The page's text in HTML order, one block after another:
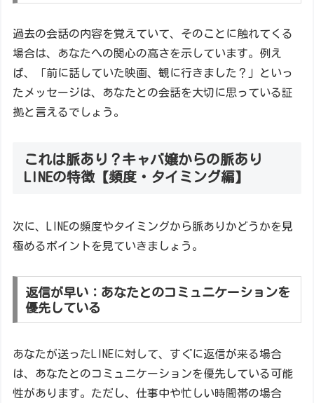
過去の会話の内容を覚えていて、そのことに触れてくる
場合は、あなたへの関心の高さを示しています。例え
ば、「前に話していた映画、観に行きました？」といっ
たメッセージは、あなたとの会話を大切に思っている証
拠と言えるでしょう。
これは脈あり？キャバ嬢からの脈あり
LINEの特徴【頻度・タイミング編】
次に、LINEの頻度やタイミングから脈ありかどうかを見
極めるポイントを見ていきましょう。
返信が早い：あなたとのコミュニケーションを
優先している
あなたが送ったLINEに対して、すぐに返信が来る場合
は、あなたとのコミュニケーションを優先している可能
性があります。ただし、仕事中や忙しい時間帯の場合